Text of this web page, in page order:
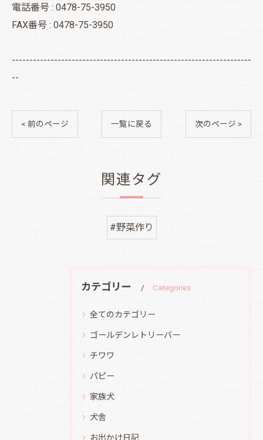
電話番号 : 0478-75-3950
FAX番号 : 0478-75-3950
--------------------------------------------------------------------
--
< 前のページ 一覧に戻る 次のページ >
関連タグ
#野菜作り
カテゴリー Categories
全てのカテゴリー
ゴールデンレトリーバー
チワワ
パピー
家族犬
犬舎
お出かけ日記